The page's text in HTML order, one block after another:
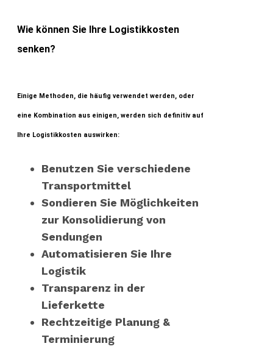
Wie können Sie Ihre Logistikkosten
senken?
Einige Methoden, die häufig verwendet werden, oder
eine Kombination aus einigen, werden sich definitiv auf
Ihre Logistikkosten auswirken:
Benutzen Sie verschiedene
Transportmittel
Sondieren Sie Möglichkeiten
zur Konsolidierung von
Sendungen
Automatisieren Sie Ihre
Logistik
Transparenz in der
Lieferkette
Rechtzeitige Planung &
Terminierung